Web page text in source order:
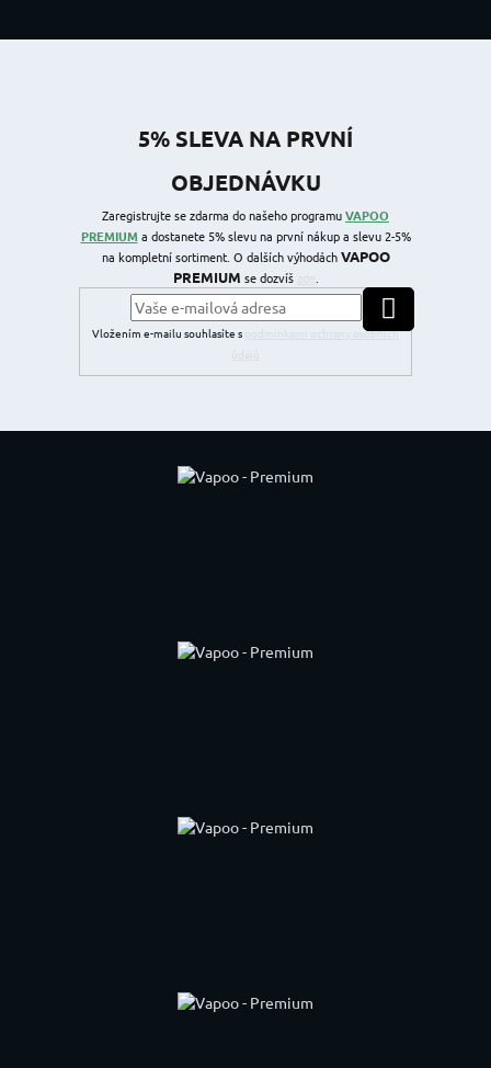
5% SLEVA NA PRVNÍ
OBJEDNÁVKU
Zaregistrujte se zdarma do našeho programuVAPOO
PREMIUMa dostanete 5% slevu na první nákup a slevu 2-5%
na kompletní sortiment. O dalších výhodáchVAPOO
PREMIUM se dozvíš .
Vložením e-mailu souhlasíte s
podmínkami ochrany osobních